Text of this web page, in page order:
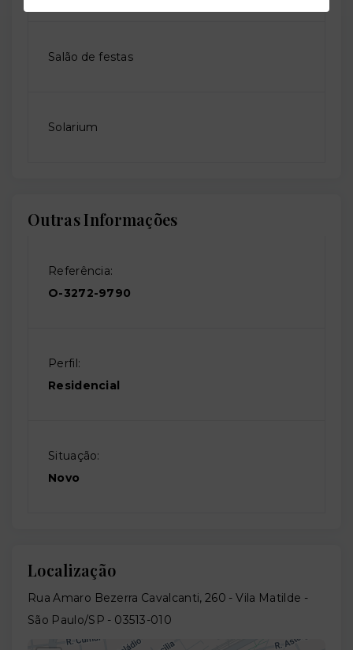
Salão de festas
Solarium
Outras Informações
Referência:
O-3272-9790
Perfil:
Residencial
Situação:
Novo
Localização
Rua Amaro Bezerra Cavalcanti, 260 - Vila Matilde -
São Paulo/SP - 03513-010